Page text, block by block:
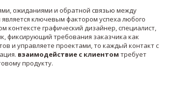
ожиданиями и обратной связью между
является ключевым фактором успеха любого
контексте графический дизайнер,специалист,
фиксирующий требования заказчика как
и управляете проектами, то каждый контакт с
взаимодействие с клиентом требует
продукту.